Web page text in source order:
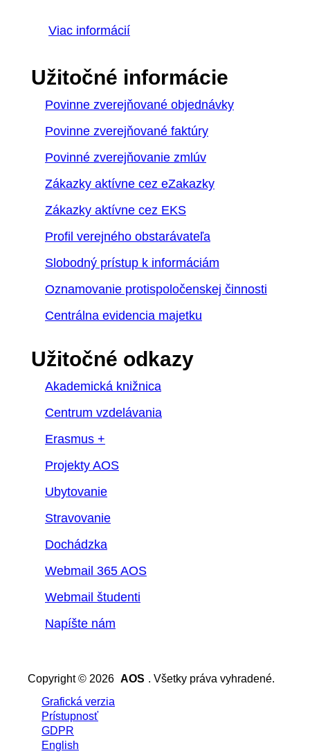
Viac informácií
Užitočné informácie
Povinne zverejňované objednávky
Povinne zverejňované faktúry
Povinné zverejňovanie zmlúv
Zákazky aktívne cez eZakazky
Zákazky aktívne cez EKS
Profil verejného obstarávateľa
Slobodný prístup k informáciám
Oznamovanie protispoločenskej činnosti
Centrálna evidencia majetku
Užitočné odkazy
Akademická knižnica
Centrum vzdelávania
Erasmus +
Projekty AOS
Ubytovanie
Stravovanie
Dochádzka
Webmail 365 AOS
Webmail študenti
Napíšte nám
Copyright © 2026 AOS . Všetky práva vyhradené.
Grafická verzia
Prístupnosť
GDPR
English